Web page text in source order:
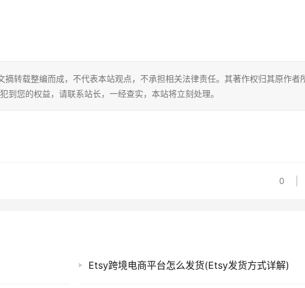
摘转载整编而成，不代表本站观点，不承担相关法律责任。其著作权归其原作者
到您的权益，请联系站长，一经查实，本站将立刻处理。
0
Etsy跨境电商平台怎么发货(Etsy发货方式详解)